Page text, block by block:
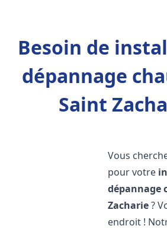
Besoin de
dépannage
Saint
Vous
pour votre
dépannage
Zacharie?
endroit !